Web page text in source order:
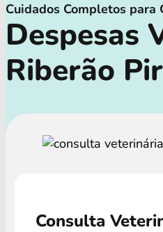
Cuidados Completos para
Despesas
Riberão
Consulta